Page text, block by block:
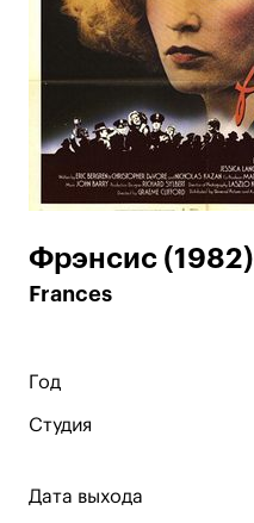
Фрэнсис (1982)
Frances
Год
Студия
Дата выхода